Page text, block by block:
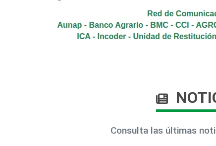
Consulta las últimas